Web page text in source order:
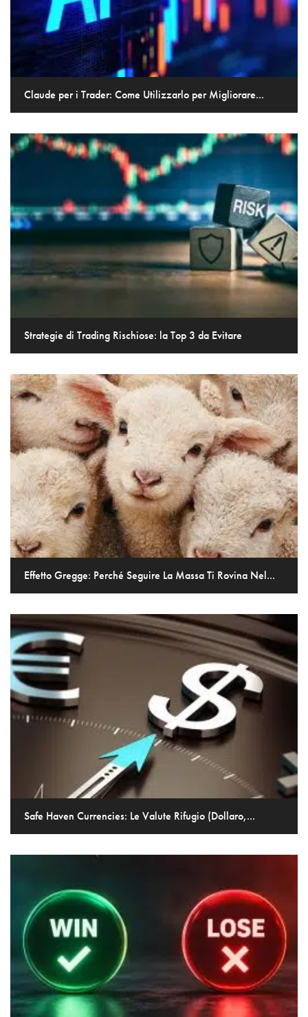
Claude per i Trader: Come Utilizzarlo per Migliorare...
Strategie di Trading Rischiose: la Top 3 da Evitare
Effetto Gregge: Perché Seguire La Massa Ti Rovina Nel...
Safe Haven Currencies: Le Valute Rifugio (Dollaro,...